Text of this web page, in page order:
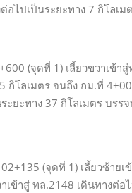
ไปเป็นระยะทาง 7 กิโลเ
(จุดที่ 1) เลี้ยวขวาเข้า
โลเมตร จนถึง กม.ที่
ยะทาง 37 กิโลเมตร บร
(จุดที่ 1) เลี้ยวซ้าย
ข้าสู่ ทล.2148 เดินทางต่อ